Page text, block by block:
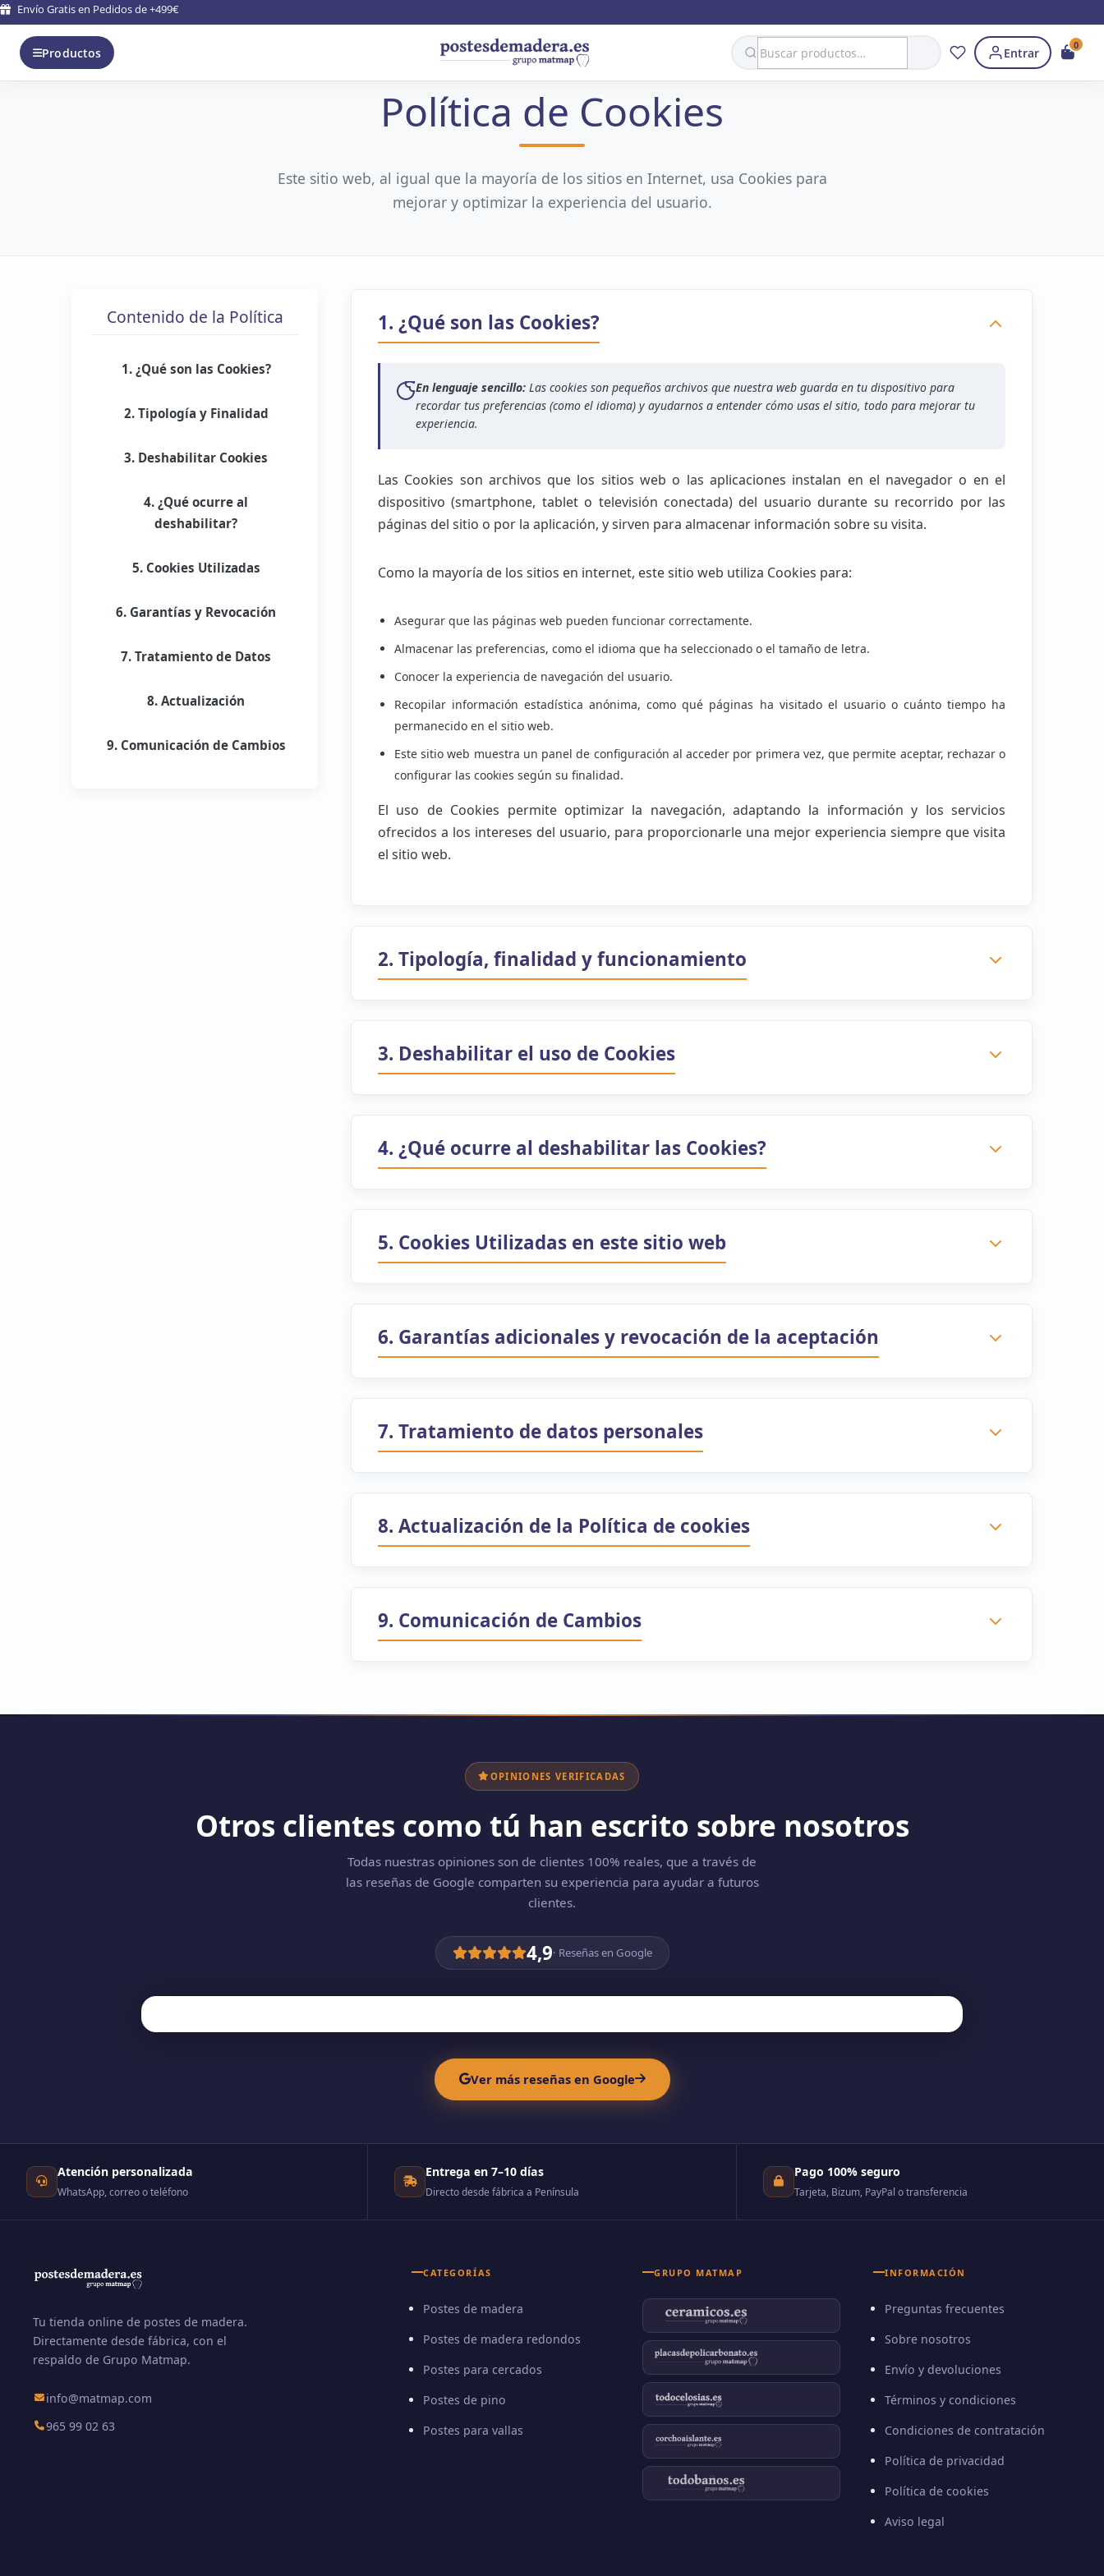
Envío Gratis en Pedidos de +499€
Productos Search Entrar
0
Política de Cookies
Este sitio web, al igual que la mayoría de los sitios en Internet, usa Cookies para
mejorar y optimizar la experiencia del usuario.
Contenido de la Política
1. ¿Qué son las Cookies?
2. Tipología y Finalidad
3. Deshabilitar Cookies
4. ¿Qué ocurre al
deshabilitar?
5. Cookies Utilizadas
6. Garantías y Revocación
7. Tratamiento de Datos
8. Actualización
9. Comunicación de Cambios
1. ¿Qué son las Cookies?
En lenguaje sencillo: Las cookies son pequeños archivos que nuestra web guarda en tu dispositivo para
recordar tus preferencias (como el idioma) y ayudarnos a entender cómo usas el sitio, todo para mejorar tu
experiencia.
Las Cookies son archivos que los sitios web o las aplicaciones instalan en el navegador o en el
dispositivo (smartphone, tablet o televisión conectada) del usuario durante su recorrido por las
páginas del sitio o por la aplicación, y sirven para almacenar información sobre su visita.
Como la mayoría de los sitios en internet, este sitio web utiliza Cookies para:
Asegurar que las páginas web pueden funcionar correctamente.
Almacenar las preferencias, como el idioma que ha seleccionado o el tamaño de letra.
Conocer la experiencia de navegación del usuario.
Recopilar información estadística anónima, como qué páginas ha visitado el usuario o cuánto tiempo ha
permanecido en el sitio web.
Este sitio web muestra un panel de configuración al acceder por primera vez, que permite aceptar, rechazar o
configurar las cookies según su finalidad.
El uso de Cookies permite optimizar la navegación, adaptando la información y los servicios
ofrecidos a los intereses del usuario, para proporcionarle una mejor experiencia siempre que visita
el sitio web.
2. Tipología, finalidad y funcionamiento
3. Deshabilitar el uso de Cookies
4. ¿Qué ocurre al deshabilitar las Cookies?
5. Cookies Utilizadas en este sitio web
6. Garantías adicionales y revocación de la aceptación
7. Tratamiento de datos personales
8. Actualización de la Política de cookies
9. Comunicación de Cambios
OPINIONES VERIFICADAS
Otros clientes como tú han escrito sobre nosotros
Todas nuestras opiniones son de clientes 100% reales, que a través de
las reseñas de Google comparten su experiencia para ayudar a futuros
clientes.
4,9· Reseñas en Google
Ver más reseñas en Google
Atención personalizada
WhatsApp, correo o teléfono
Entrega en 7–10 días
Directo desde fábrica a Península
Pago 100% seguro
Tarjeta, Bizum, PayPal o transferencia
Tu tienda online de postes de madera.
Directamente desde fábrica, con el
respaldo de Grupo Matmap.
info@matmap.com
965 99 02 63
CATEGORÍAS
Postes de madera
Postes de madera redondos
Postes para cercados
Postes de pino
Postes para vallas
GRUPO MATMAP INFORMACIÓN
Preguntas frecuentes
Sobre nosotros
Envío y devoluciones
Términos y condiciones
Condiciones de contratación
Política de privacidad
Política de cookies
Aviso legal